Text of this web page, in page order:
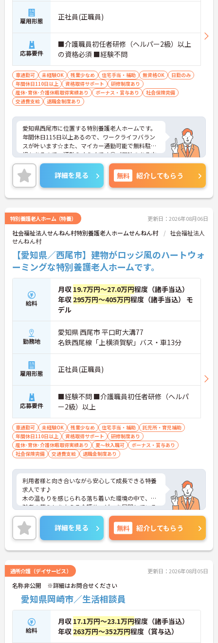
雇用形態 正社員(正職員)
応募要件
■介護職員初任者研修（ヘルパー2級）以上
の資格必須 ■経験不問
車通勤可 未経験OK 残業少なめ 住宅手当・補助 無資格OK
日勤のみ
年間休日110日以上
資格取得サポート
研修制度あり
産休･育休･介護休暇取得実績あり
ボーナス・賞与あり
社会保険完備
交通費支給
退職金制度あり
愛知県西尾市に位置する特別養護老人ホームです。
年間休日115日以上あるので、ワークライフバラン
スが叶います☆また、マイカー通勤可能で無料駐車
場もあるので、通勤らくらくです◎ご興味のある方
には、面接対策ポイントなど、さらに詳細をお話し
いたしますのでお気軽にご相談ください！
詳細を見る 無料 紹介してもらう
特別養護老人ホーム（特養） 更新日：2026年08月06日
社会福祉法人せんねん村特別養護老人ホームせんねん村
社会福祉法人
せんねん村
【愛知県／西尾市】建物がロッジ風のハートウォ
ーミングな特別養護老人ホームです。
給料
月収 19.7万円～27.0万円程度（諸手当込）
年収 295万円～405万円程度（諸手当込） モ
デル
勤務地
愛知県 西尾市 平口町大溝77
名鉄西尾線「上横須賀駅」バス・車13分
雇用形態 正社員(正職員)
応募要件
■経験不問 ■介護職員初任者研修（ヘルパ
ー2級）以上
車通勤可 未経験OK 残業少なめ 住宅手当・補助
託児所・育児補助
年間休日110日以上
資格取得サポート
研修制度あり
産休･育休･介護休暇取得実績あり
夏～秋入職可
ボーナス・賞与あり
社会保険完備
交通費支給 退職金制度あり
利用者様と向き合いながら安心して成長できる特養
求人です♪
木の温もりを感じられる落ち着いた環境の中で、高
齢者の暮らしを支える介護サービスを展開している
法人です。特別養護老人ホームを中心に複数の介護
サービスを提供しており、地域の高齢者福祉を支え
る役割を担っています。今回の求人では、食事・入
浴・排泄介助だけでなく、日々の生活支援や行事の
企画運営など、利用者様の生活全体に関わることが
いるため、業務習得を段階的に進めやすい環境とな
っています。さらに、住宅手当や扶養手当などの福
利厚生が用意されているほか、介護機器や福祉用具
の活用によって職員の身体的負担軽減にも取り組ん
でいます。利用者様との関わりを大切にしながら、
無理なく長期的なキャリア形成を目指したい方はぜ
ひご検討いただきたい求人です。
詳細を見る 無料 紹介してもらう
通所介護（デイサービス） 更新日：2026年08月05日
名称非公開 ※詳細はお問合せください
愛知県岡崎市／生活相談員
給料
月収 17.1万円～23.1万円程度（諸手当込）
年収 263万円～352万円程度（賞与込）